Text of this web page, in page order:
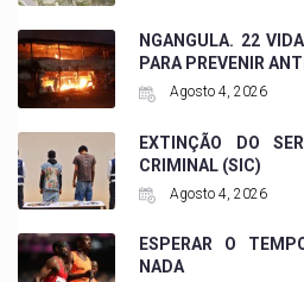
NGANGULA. 22
PARA PREVENIR
Agosto 4, 2026
EXTINÇÃO DO
CRIMINAL (SIC)
Agosto 4, 2026
ESPERAR O
NADA